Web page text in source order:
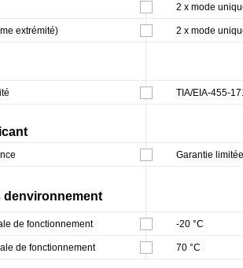
2 x mode
extrémité) 2 x mode
TIA/EIA-455-
Garantie
de fonctionnement -20 °C
de fonctionnement 70 °C